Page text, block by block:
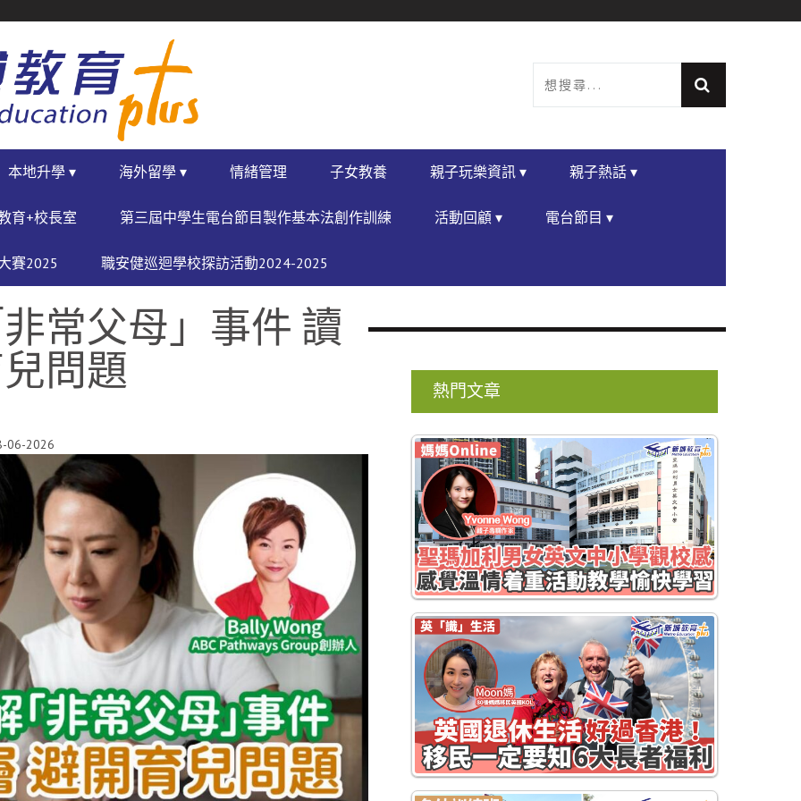
本地升學 ▾ 海外留學 ▾ 情緒管理 子女教養 親子玩樂資訊 ▾ 親子熱話 ▾
育+校長室 第三屆中學生電台節目製作基本法創作訓練 活動回顧 ▾ 電台節目 ▾
賽2025 職安健巡迴學校探訪活動2024-2025
常父母」事件 讀
問題
06-2026
熱門文章